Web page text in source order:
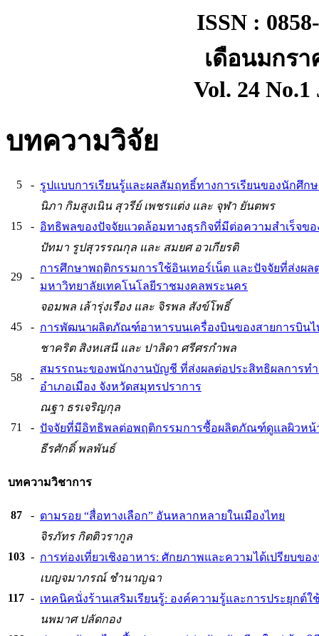
ISSN :
เดือนมกร
Vol. 24
บทความวิจัย
5 - รูปแบบการเรียนรู้และผลสัมฤทธิ์ทางการเรียนของนักศึก
นิภา กิมสูงเนิน สุวรีย์ เพชรแต่ง และ จุฬา ยันตพร
15
- อิทธิพลของปัจจัยแวดล้อมทางธุรกิจที่มีต่อความสำเร็จข
ปัทมา รูปสุวรรณกุล และ สมยศ อวเกียรติ
29 -
การศึกษาพฤติกรรมการใช้อินเทอร์เน็ต และปัจจัยที่ส่งผ
มหาวิทยาลัยเทคโนโลยีราชมงคลพระนคร
จอมพล เล้ารุ่งเรือง และ จิรพล สังข์โพธิ์
45
- การพัฒนาผลิตภัณฑ์อาหารบนเครื่องบินของสายการบิน
ชาคริต สิงหเสนี และ ปาลิดา ศรีศรกำพล
58 -
สมรรถนะของพนักงานบัญชี ที่ส่งผลต่อประสิทธิผลการท
อำเภอเมือง จังหวัดสมุทรปราการ
ณฐา ธรเจริญกุล
71
- ปัจจัยที่มีอิทธิพลต่อพฤติกรรมการซื้อผลิตภัณฑ์ดูแลผิวหน้
ธีรศักดิ์ พลพันธ์
บทความวิชาการ
87 - ตามรอย “สื่อทางเลือก” อันหลากหลายในเมืองไทย
จิรภัทร กิตติวรากูล
103 - การท่องเที่ยวเชิงอาหาร: ศักยภาพและความได้เปรียบขอ
เบญจมาภรณ์ ชำนาญฉา
117 - เทคนิคนั่งร้านเสริมเรียนรู้: องค์ความรู้และการประยุกต์
นพมาศ ปลัดกอง